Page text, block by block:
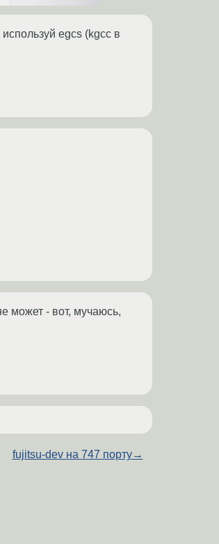
egcs (kgcc в
может - вот, мучаюсь,
fujitsu-dev на 747 порту→